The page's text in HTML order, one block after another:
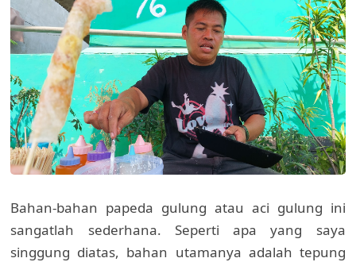
Bahan-bahan papeda gulung atau aci gulung ini
sangatlah sederhana. Seperti apa yang saya
singgung diatas, bahan utamanya adalah tepung